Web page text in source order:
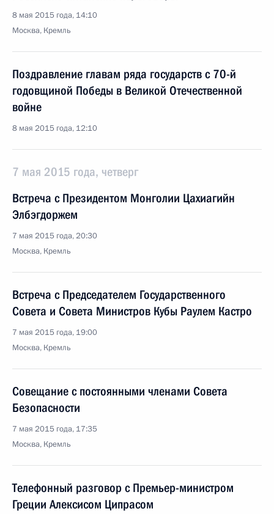
8 мая 2015 года, 14:10
Москва, Кремль
Поздравление главам ряда государств с 70-й
годовщиной Победы в Великой Отечественной
войне
8 мая 2015 года, 12:10
7 мая 2015 года, четверг
Встреча с Президентом Монголии Цахиагийн
Элбэгдоржем
7 мая 2015 года, 20:30
Москва, Кремль
Встреча с Председателем Государственного
Совета и Совета Министров Кубы Раулем Кастро
7 мая 2015 года, 19:00
Москва, Кремль
Совещание с постоянными членами Совета
Безопасности
7 мая 2015 года, 17:35
Москва, Кремль
Телефонный разговор с Премьер-министром
Греции Алексисом Ципрасом